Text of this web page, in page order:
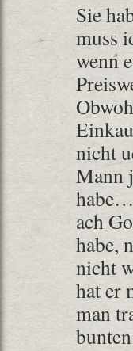
Sie
muss
wenn
nicht
Mann
ach
habe,
nicht
hat er
man